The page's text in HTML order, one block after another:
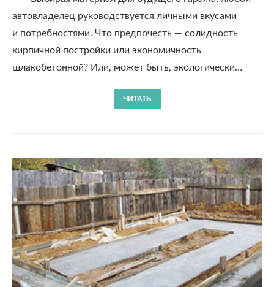
автовладелец руководствуется личными вкусами
и потребностями. Что предпочесть — солидность
кирпичной постройки или экономичность
шлакобетонной? Или, может быть, экологически…
ЧИТАТЬ